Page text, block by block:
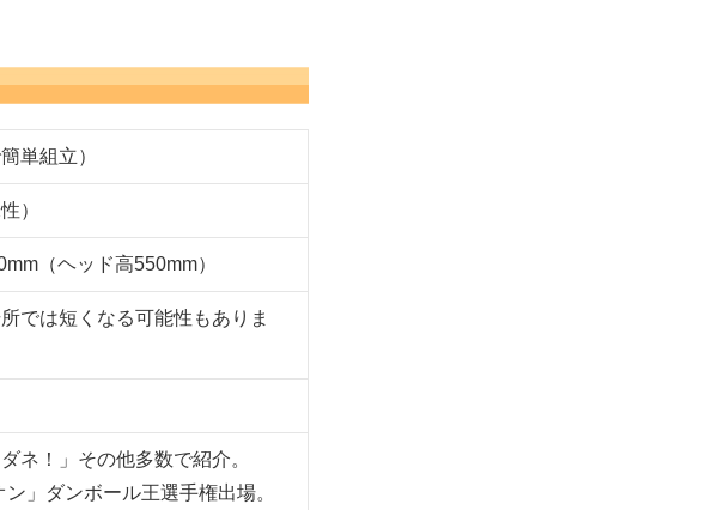
単組立）
）
（ヘッド高550mm）
では短くなる可能性もありま
ネ！」その他多数で紹介。
」ダンボール王選手権出場。